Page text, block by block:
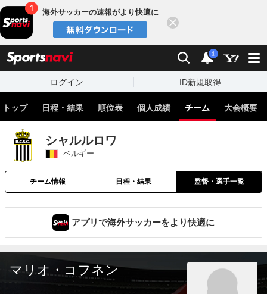
海外サッカーの速報がより快適に
検索 通知
i
ログイン ID新規取得
トップ 日程・結果 順位表 個人成績 チーム 大会概要
シャルルロワ
ベルギー
チーム情報 日程・結果 監督・選手一覧
アプリで海外サッカーをより快適に
マリオ・コフネン